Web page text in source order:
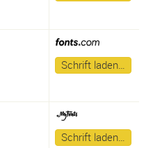
Schrift laden…
Schrift laden…